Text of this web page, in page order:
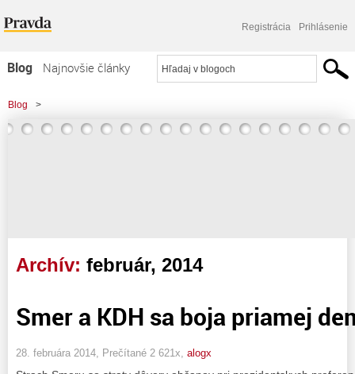
Registrácia Prihlásenie
Blog
Najnovšie články
Najčítanejšie články
Najkomentovanejšie články
Blog >
Archív: február, 2014
Smer a KDH sa boja priamej
28. februára 2014, Prečítané 2 621x, alogx